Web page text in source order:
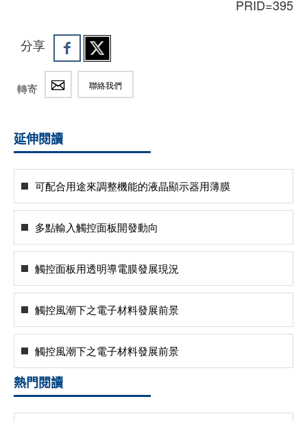
PRID=395
分享
轉寄 聯絡我們
延伸閱讀
可配合用途來調整機能的液晶顯示器用薄膜
多點輸入觸控面板開發動向
觸控面板用透明導電膜發展現況
觸控風潮下之電子材料發展前景
觸控風潮下之電子材料發展前景
熱門閱讀